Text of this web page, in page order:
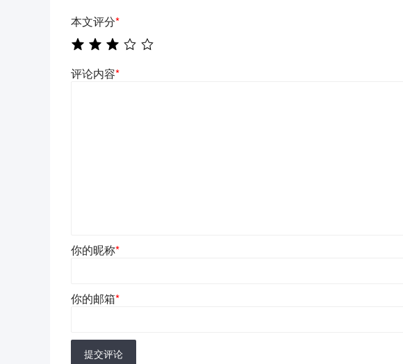
本文评分*
评论内容*
你的昵称*
你的邮箱*
提交评论